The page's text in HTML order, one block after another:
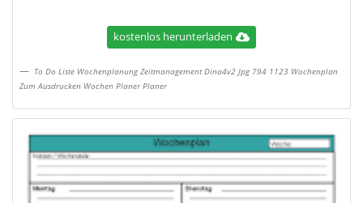
kostenlos herunterladen
To Do Liste Wochenplanung Zeitmanagement Dina4v2 Jpg 794 1123 Wochenplan
Zum Ausdrucken Wochen Planer Planer